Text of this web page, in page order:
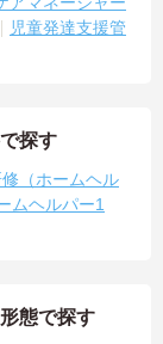
児童発達支援管
探す
（ホームヘル
ムヘルパー1
態で探す